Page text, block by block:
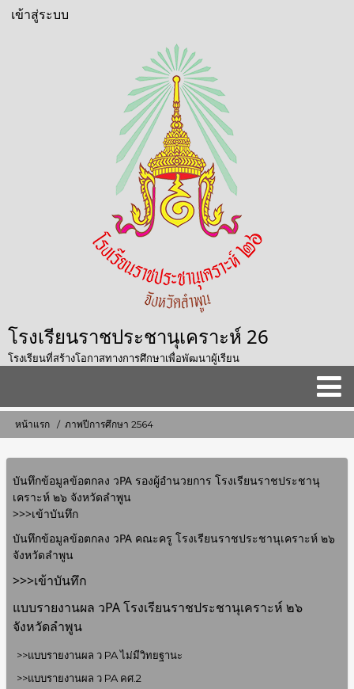
ข้าม
User
เข้าสู่ระบบ
โรงเรียนราชประชานุเคราะห์ 26
โรงเรียนที่สร้างโอกาสทางการศึกษาเพื่อพัฒนาผู้เรียน
Main
navigation
การ
ทาง
หน้าแรก ภาพปีการศึกษา 2564
บันทึกข้อมูลข้อตกลง วPA รองผู้อำนวยการ โรงเรียนราชประชานุ
เคราะห์ ๒๖ จังหวัดลำพูน
>>>เข้าบันทึก
บันทึกข้อมูลข้อตกลง วPA คณะครู โรงเรียนราชประชานุเคราะห์ ๒๖
จังหวัดลำพูน
>>>เข้าบันทึก
แบบรายงานผล วPA โรงเรียนราชประชานุเคราะห์ ๒๖
จังหวัดลำพูน
>>แบบรายงานผล ว PA ไม่มีวิทยฐานะ
>>แบบรายงานผล ว PA คศ.2